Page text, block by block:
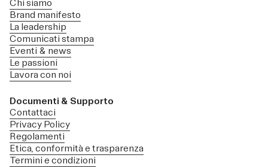
Chi siamo
Brand manifesto
La leadership
Comunicati stampa
Eventi & news
Le passioni
Lavora con noi
Documenti & Supporto
Contattaci
Privacy Policy
Regolamenti
Etica, conformità e trasparenza
Termini e condizioni